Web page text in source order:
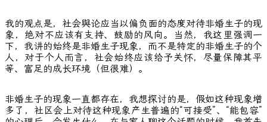
我的观点是，社会舆论应当以偏负面的态度对待非婚生子的现
象，绝对不应该有支持、鼓励的风向。当然，我这里强调一
下，我讲的始终是非婚生子现象，而不是特定的非婚生子的个
人，对于个人而言，社会始终应该给予关怀，尽量保障其平
等、富足的成长环境（但很难）。
非婚生子的现象一直都存在，我想探讨的是，假如这种现象增
多了，社区会上对待这种现象产生普遍的“可接受”、“能包容”